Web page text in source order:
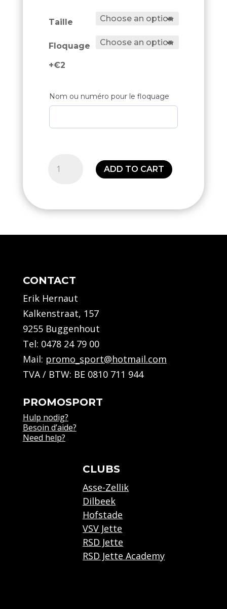
€34,99
€36,99
Taille
Floquage
+€2
Nom ou numéro pour le floquage
ADD TO CART
CONTACT
Erik Hernaut
Kalkenstraat, 157
9255 Buggenhout
Tel: 0478 24 79 00
Mail: promo_sport@hotmail.com
TVA / BTW: BE 0810 711 944
PROMOSPORT
Hulp nodig?
Besoin d’aide?
Need help?
CLUBS
Asse-Zellik
Dilbeek
Hofstade
VSV Jette
RSD Jette
RSD Jette Academy